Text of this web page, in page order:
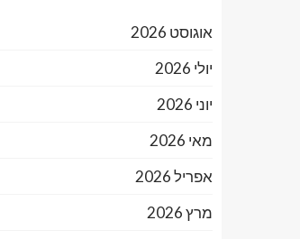
אוגוסט 2026
יולי 2026
יוני 2026
מאי 2026
אפריל 2026
מרץ 2026